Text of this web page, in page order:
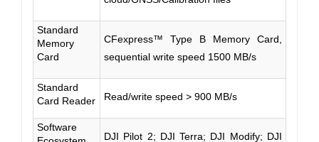
Standard
Memory
Card
CFexpress™ Type B Memory Card,
sequential write speed 1500 MB/s
Standard
Card Reader
Read/write speed > 900 MB/s
Software
DJI Pilot 2; DJI Terra; DJI Modify; DJI